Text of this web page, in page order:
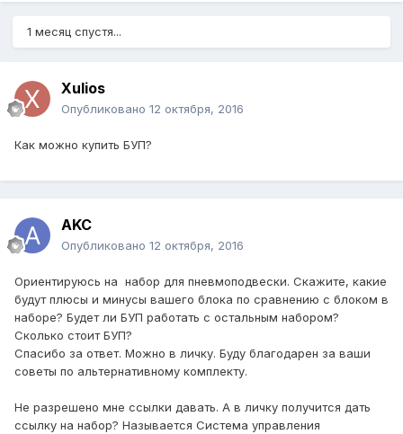
1 месяц спустя...
Xulios
Опубликовано 12 октября, 2016
Как можно купить БУП?
AKC
Опубликовано 12 октября, 2016
Ориентируюсь на набор для пневмоподвески. Скажите, какие
будут плюсы и минусы вашего блока по сравнению с блоком в
наборе? Будет ли БУП работать с остальным набором?
Сколько стоит БУП?
Спасибо за ответ. Можно в личку. Буду благодарен за ваши
советы по альтернативному комплекту.
Не разрешено мне ссылки давать. А в личку получится дать
ссылку на набор? Называется Система управления